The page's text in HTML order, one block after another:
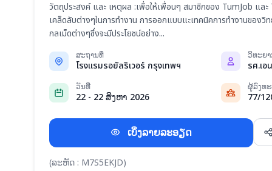
วัตถุประสงค์ และ เหตุผล :เพื่อให้เพื่อนๆ สมาชิกของ TumJob และ
เคล็ดลับต่างๆในการทำงาน การออกแบบแะเทคนิคการทำงานของวิ
กลเม็ดต่างๆซึ่งจะมีประโยชน์อย่าง...
ສະຖານທີ່
โรงแรมรอยัลริเวอร์ กรุงเทพฯ
ວິທະຍ
ວັນທີ່
22 - 22 ສິງຫາ 2026
ຜູ້ລົງທ
77/
ເບິ່ງລາຍລະອຽດ
(ລະຫັດ : M7S5EKJD)